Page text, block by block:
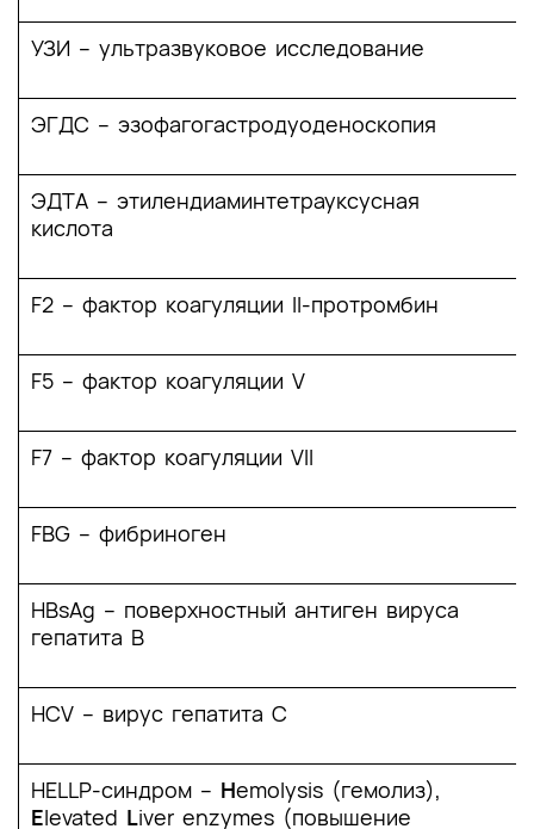
УЗИ – ультразвуковое исследование
ЭГДС – эзофагогастродуоденоскопия
ЭДТА – этилендиаминтетрауксусная
кислота
F2 – фактор коагуляции II-протромбин
F5 – фактор коагуляции V
F7 – фактор коагуляции VII
FBG – фибриноген
HBsAg – поверхностный антиген вируса
гепатита В
HCV – вирус гепатита C
HELLP-синдром – Hemolysis (гемолиз),
Elеvated Liver enzymes (повышение